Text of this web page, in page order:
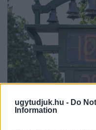
ugytudjuk.hu - Do
Information